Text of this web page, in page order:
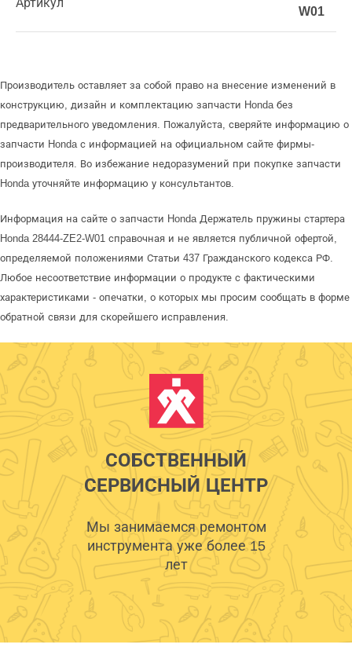
Артикул
W01
Производитель оставляет за собой право на внесение изменений в
конструкцию, дизайн и комплектацию запчасти Honda без
предварительного уведомления. Пожалуйста, сверяйте информацию о
запчасти Honda с информацией на официальном сайте фирмы-
производителя. Во избежание недоразумений при покупке запчасти
Honda уточняйте информацию у консультантов.
Информация на сайте о запчасти Honda Держатель пружины стартера
Honda 28444-ZE2-W01 справочная и не является публичной офертой,
определяемой положениями Статьи 437 Гражданского кодекса РФ.
Любое несоответствие информации о продукте с фактическими
характеристиками - опечатки, о которых мы просим сообщать в форме
обратной связи для скорейшего исправления.
СОБСТВЕННЫЙ
СЕРВИСНЫЙ ЦЕНТР
Мы занимаемся ремонтом
инструмента уже более 15
лет